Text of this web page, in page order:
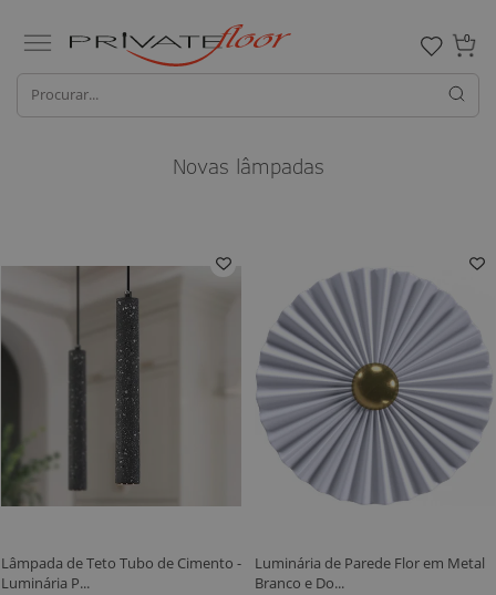
0
Novas lâmpadas
Lâmpada de Teto Tubo de Cimento -
Luminária P...
Luminária de Parede Flor em Metal
Branco e Do...